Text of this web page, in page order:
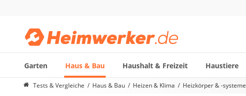
Garten Haus & Bau Haushalt & Freizeit Haustiere
Die beliebtesten Vergleiche nach Kategorie
Tests & Vergleiche Haus & Bau Heizen & Klima Heizkörper & -systeme